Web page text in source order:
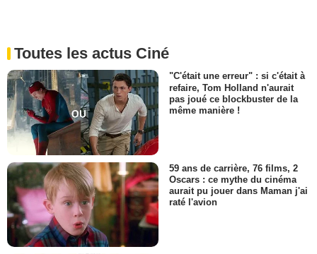
Toutes les actus Ciné
"C'était une erreur" : si c'était à
refaire, Tom Holland n'aurait
pas joué ce blockbuster de la
même manière !
59 ans de carrière, 76 films, 2
Oscars : ce mythe du cinéma
aurait pu jouer dans Maman j'ai
raté l'avion